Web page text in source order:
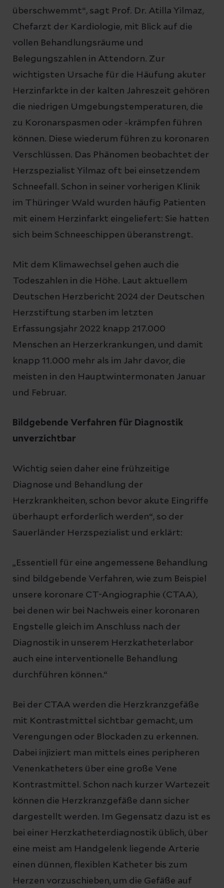
überschwemmt“, sagt Prof. Dr. Atilla Yilmaz,
Chefarzt der Kardiologie, mit Blick auf die
vollen Behandlungsräume und
Belegungszahlen in Attendorn. Zur
wichtigsten Ursache für die Häufung akuter
Herzinfarkte in der kalten Jahreszeit gehören
die niedrigen Umgebungstemperaturen, die
zu Koronarspasmen oder -krämpfen führen
können. Diese wiederum führen zu koronaren
Verschlüssen. Das Phänomen beobachtet der
Herzspezialist Yilmaz oft bei einsetzendem
Schneefall. Schon in seiner vorherigen Klinik
im Thüringer Wald wurden häufig Patienten
mit einem Herzinfarkt eingeliefert: Sie hatten
sich beim Schneeschippen überanstrengt.
Mit dem Klimawechsel gehen auch die
Todeszahlen in die Höhe. Laut aktuellem
Deutschen Herzbericht 2024 der Deutschen
Herzstiftung starben im letzten
Erfassungsjahr 2022 knapp 217.000
Menschen an Herzerkrankungen, und damit
knapp 11.000 mehr als im Jahr davor, die
meisten in den Hauptwintermonaten Januar
und Februar.
Bildgebende Verfahren für Diagnostik
unverzichtbar
Wichtig seien daher eine frühzeitige
Diagnose und Behandlung der
Herzkrankheiten, schon bevor akute Eingriffe
überhaupt erforderlich werden“, so der
Sauerländer Herzspezialist und erklärt:
„Essentiell für eine angemessene Behandlung
sind bildgebende Verfahren, wie zum Beispiel
unsere koronare CT-Angiographie (CTAA),
bei denen wir bei Nachweis einer koronaren
Engstelle gleich im Anschluss nach der
Diagnostik in unserem Herzkatheterlabor
auch eine interventionelle Behandlung
durchführen können.“
Bei der CTAA werden die Herzkranzgefäße
mit Kontrastmittel sichtbar gemacht, um
Verengungen oder Blockaden zu erkennen.
Dabei injiziert man mittels eines peripheren
Venenkatheters über eine große Vene
Kontrastmittel. Schon nach kurzer Wartezeit
können die Herzkranzgefäße dann sicher
dargestellt werden. Im Gegensatz dazu ist es
bei einer Herzkatheterdiagnostik üblich, über
eine meist am Handgelenk liegende Arterie
einen dünnen, flexiblen Katheter bis zum
Herzen vorzuschieben, um die Gefäße auf